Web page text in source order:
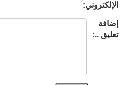
الإلكتروني:
إضافة
تعليق ..: